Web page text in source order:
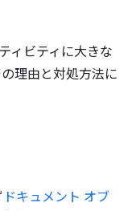
ィビティに大きな
理由と対処方法に
ドキュメント オブ